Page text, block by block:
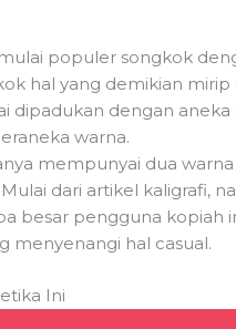
populer songkok
hal yang demikian
dipadukan dengan
warna.
mempunyai dua
dari artikel kaligrafi,
besar pengguna kopiah
menyenangi hal casual.
Ini